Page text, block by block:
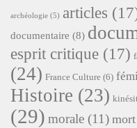
archéologie (5) articles
documentaire (8)
esprit critique (17)
(24) France Culture (6)
Histoire (23)
(29) morale (11) mort